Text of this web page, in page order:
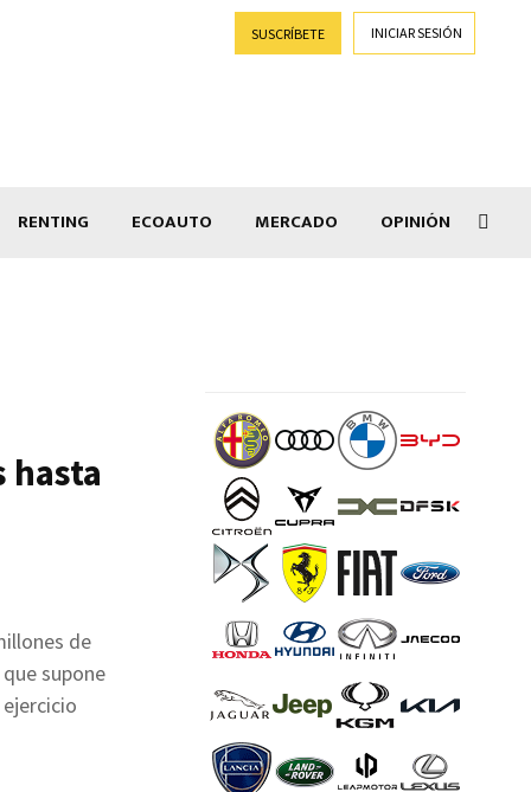
SUSCRÍBETE INICIAR SESIÓN
RENTING ECOAUTO MERCADO OPINIÓN
hasta
de
supone